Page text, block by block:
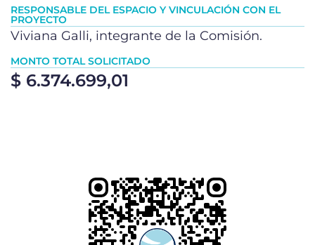
RESPONSABLE DEL ESPACIO Y VINCULACIÓN CON EL
PROYECTO
Viviana Galli, integrante de la Comisión.
MONTO TOTAL SOLICITADO
$ 6.374.699,01